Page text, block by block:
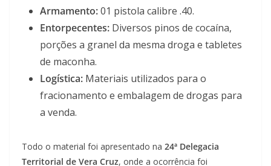
Armamento:01 pistola calibre .40.
Entorpecentes: Diversos pinos de cocaína,
porções a granel da mesma droga e tabletes
de maconha.
Logística: Materiais utilizados para o
fracionamento e embalagem de drogas para
a venda.
Todo o material foi apresentado na 24ª Delegacia
Territorial de Vera Cruz, onde a ocorrência foi